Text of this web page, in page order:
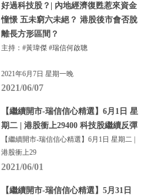
好過科技股？| 內地經濟復甦惹來資金
憧憬 五未窮六未絕？ 港股後市會否脫
離長方形區間？
主持：#黃瑋傑 #瑞信何啟聰
2021年6月7日 星期一晚
2021/06/07
【繼續開市-瑞信信心精選】6月1日 星
期二 | 港股衝上29400 科技股繼續反彈
【繼續開市-瑞信信心精選】6月1日 星期二 |
港股衝上29
2021/06/01
【繼續開市-瑞信信心精選】5月31日